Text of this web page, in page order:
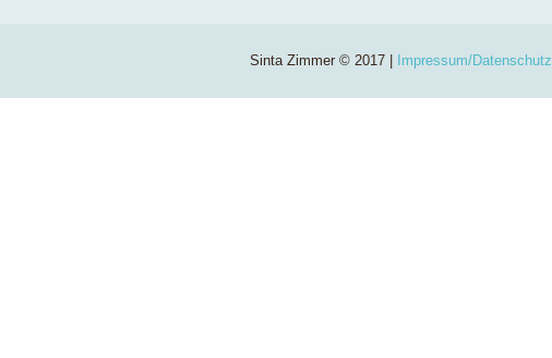
Sinta Zimmer © 2017 | Impressum/Datenschutz